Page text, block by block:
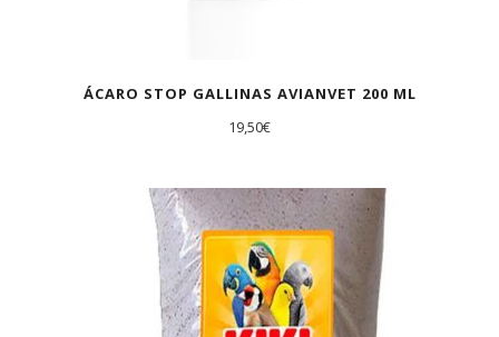
ÁCARO STOP GALLINAS AVIANVET 200 ML
19,50€